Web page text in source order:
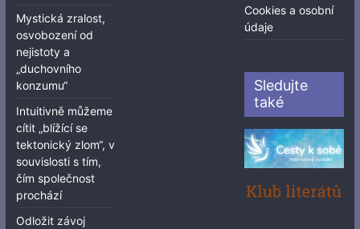
Mystická zralost,
osvobození od
nejistoty a
„duchovního
konzumu“
Intuitivně můžeme
cítit „blížící se
tektonický zlom“, v
souvislosti s tím,
čím společnost
prochází
Odložit závoj
Cookies a osobní
údaje
Sledujte
také